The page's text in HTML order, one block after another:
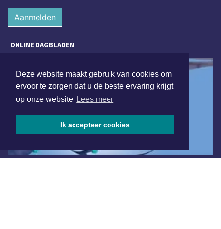
Deze website maakt gebruik van cookies om
ervoor te zorgen dat u de beste ervaring krijgt
op onze website Lees meer
Ik accepteer cookies
Aanmelden
ONLINE DAGBLADEN